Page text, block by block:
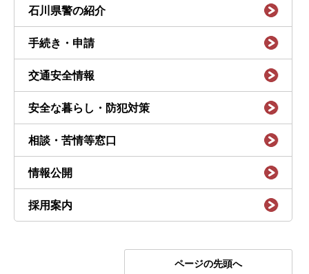
石川県警の紹介
手続き・申請
交通安全情報
安全な暮らし・防犯対策
相談・苦情等窓口
情報公開
採用案内
ページの先頭へ